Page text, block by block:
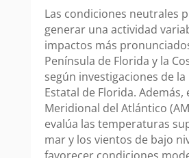
Las condiciones neutrales
generar una actividad
impactos más
Península de Florida y la
según investigaciones de
Estatal de Florida. Además,
Meridional del Atlántico
evalúa las temperaturas
mar y los vientos de bajo